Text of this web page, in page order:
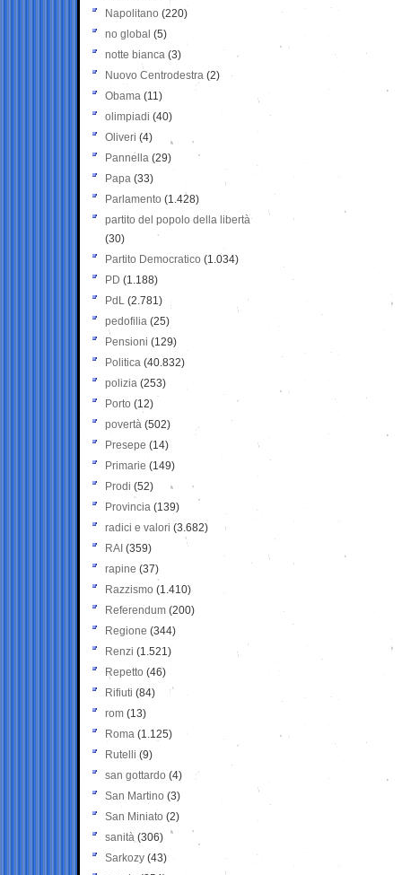
Napolitano (220)
no global (5)
notte bianca (3)
Nuovo Centrodestra (2)
Obama (11)
olimpiadi (40)
Oliveri (4)
Pannella (29)
Papa (33)
Parlamento (1.428)
partito del popolo della libertà
(30)
Partito Democratico (1.034)
PD (1.188)
PdL (2.781)
pedofilia (25)
Pensioni (129)
Politica (40.832)
polizia (253)
Porto (12)
povertà (502)
Presepe (14)
Primarie (149)
Prodi (52)
Provincia (139)
radici e valori (3.682)
RAI (359)
rapine (37)
Razzismo (1.410)
Referendum (200)
Regione (344)
Renzi (1.521)
Repetto (46)
Rifiuti (84)
rom (13)
Roma (1.125)
Rutelli (9)
san gottardo (4)
San Martino (3)
San Miniato (2)
sanità (306)
Sarkozy (43)